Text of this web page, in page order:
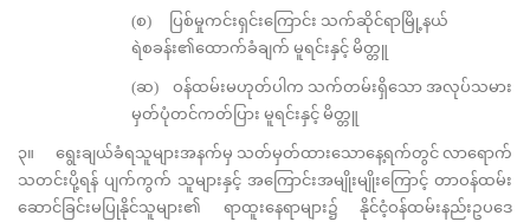
(စ) ပြစ်မှုကင်းရှင်းကြောင်း သက်ဆိုင်ရာမြို့နယ်
ရဲစခန်း၏ထောက်ခံချက် မူရင်းနှင့် မိတ္တူ
(ဆ) ဝန်ထမ်းမဟုတ်ပါက သက်တမ်းရှိသော အလုပ်သမား
မှတ်ပုံတင်ကတ်ပြား မူရင်းနှင့် မိတ္တူ
၃။ ရွေးချယ်ခံရသူများအနက်မှ သတ်မှတ်ထားသောနေ့ရက်တွင် လာရောက်
သတင်းပို့ရန် ပျက်ကွက် သူများနှင့် အကြောင်းအမျိုးမျိုးကြောင့် တာဝန်ထမ်း
ဆောင်ခြင်းမပြုနိုင်သူများ၏ ရာထူးနေရာများ၌ နိုင်ငံ့ဝန်ထမ်းနည်းဥပဒေ